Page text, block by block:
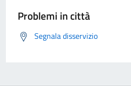
Problemi in città
Segnala disservizio